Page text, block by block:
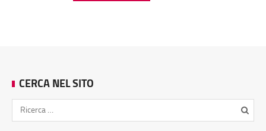
CERCA NEL SITO